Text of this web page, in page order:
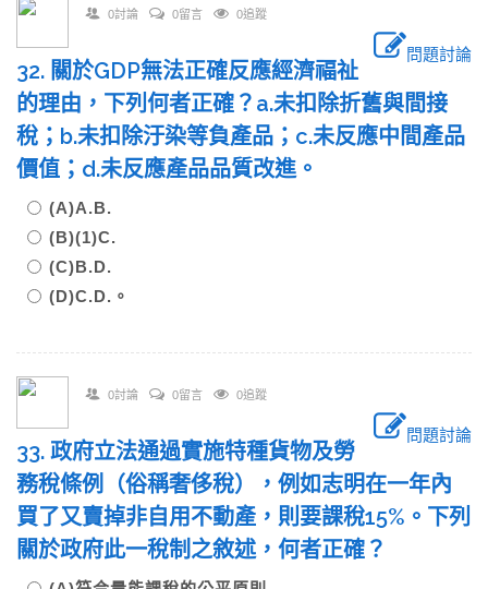
0討論 0留言 0追蹤
問題討論
32. 關於GDP無法正確反應經濟福祉
的理由，下列何者正確？a.未扣除折舊與間接
稅；b.未扣除汙染等負產品；c.未反應中間產品
價值；d.未反應產品品質改進。
(A)A.B.
(B)(1)C.
(C)B.D.
(D)C.D.。
0討論 0留言 0追蹤
問題討論
33. 政府立法通過實施特種貨物及勞
務稅條例（俗稱奢侈稅），例如志明在一年內
買了又賣掉非自用不動產，則要課稅15%。下列
關於政府此一稅制之敘述，何者正確？